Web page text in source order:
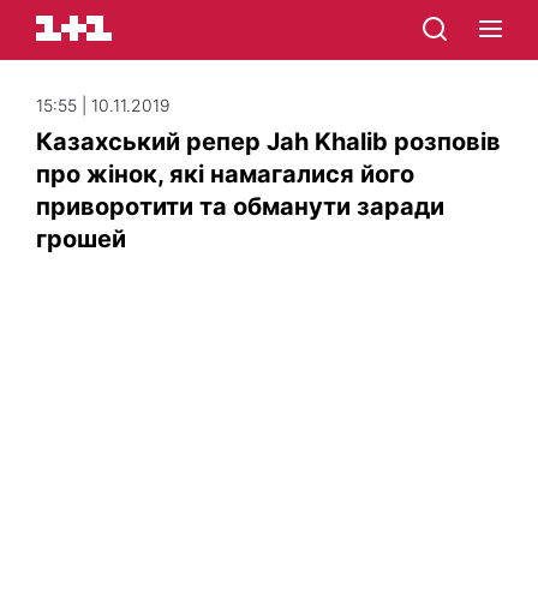
15:55 | 10.11.2019
Казахський репер Jah Khalib розповів
про жінок, які намагалися його
приворотити та обманути заради
грошей